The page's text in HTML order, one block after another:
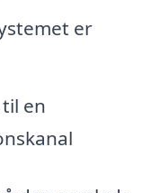
er
en